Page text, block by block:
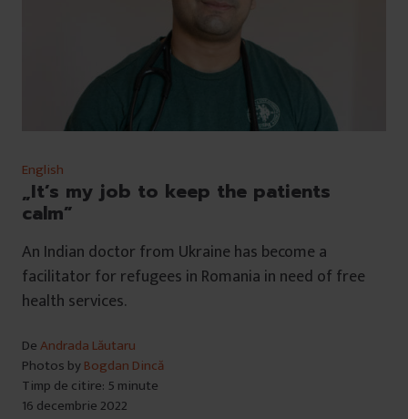
English
„It’s my job to keep the patients
calm”
An Indian doctor from Ukraine has become a
facilitator for refugees in Romania in need of free
health services.
DeAndrada Lăutaru
Photos byBogdan Dincă
Timp de citire: 5 minute
16 decembrie 2022